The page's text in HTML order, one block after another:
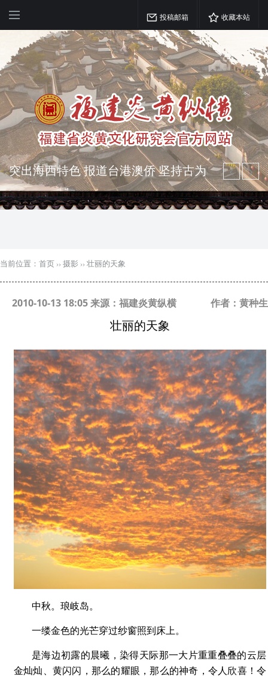
投稿邮箱 收藏本站
弘扬优秀文化 振奋民族精神 介绍民族
瑰宝 宣传中华精英
突出海西特色 报道台港澳侨 坚持古为
当前位置： 首页 ›› 摄影 ›› 壮丽的天象
2010-10-13 18:05 来源：福建炎黄纵横
作者：黄种生
壮丽的天象
中秋。琅岐岛。
一缕金色的光芒穿过纱窗照到床上。
是海边初露的晨曦，染得天际那一大片重重叠叠的云层
金灿灿、黄闪闪，那么的耀眼，那么的神奇，令人欣喜！令